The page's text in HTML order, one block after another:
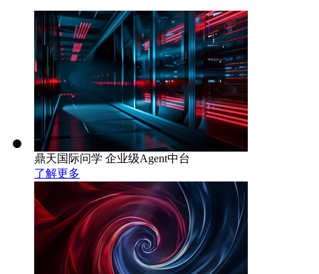
鼎天国际问学 企业级Agent中台
了解更多